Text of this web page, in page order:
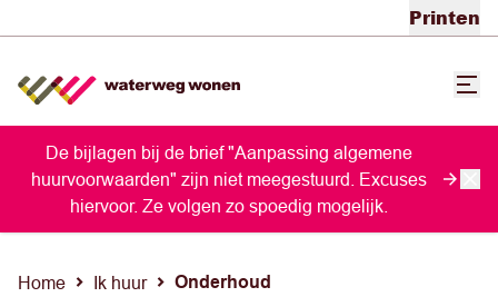
Printen
De bijlagen bij de brief "Aanpassing algemene
huurvoorwaarden" zijn niet meegestuurd. Excuses
hiervoor. Ze volgen zo spoedig mogelijk.
Home Ik huur Onderhoud